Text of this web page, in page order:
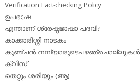
Verification Fact-checking Policy
ഉപഭാഷ
എന്താണ് ശ്രേഷ്ഠഭാഷാ പദവി?
കാക്കാരിശ്ശി നാടകം
കുഞ്ചന്‍ നമ്പ്യാരുടെപഴഞ്ചൊല്ലുകള്‍
ക്വിസ്
തെറ്റും ശരിയും (ആ)